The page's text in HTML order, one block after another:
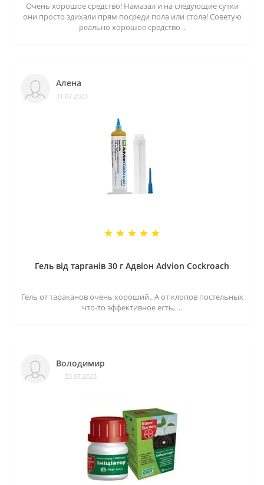
Очень хорошое средство! Намазал и на следующие сутки
они просто здихали прям посреди пола или стола! Советую
реально хорошое средство ..
Алена
31.07.2023
Гель від тарганів 30 г Адвіон Advion Cockroach
Гель от тараканов очень хороший.. А от клопов постельных
что-то эффективное есть,. ..
Володимир
23.07.2023